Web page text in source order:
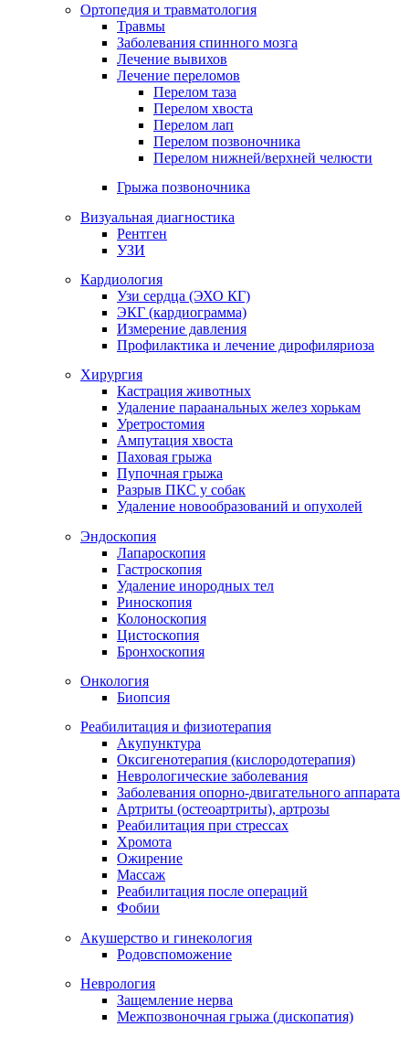
Ортопедия и травматология
Травмы
Заболевания спинного мозга
Лечение вывихов
Лечение переломов
Перелом таза
Перелом хвоста
Перелом лап
Перелом позвоночника
Перелом нижней/верхней челюсти
Грыжа позвоночника
Визуальная диагностика
Рентген
УЗИ
Кардиология
Узи сердца (ЭХО КГ)
ЭКГ (кардиограмма)
Измерение давления
Профилактика и лечение дирофиляриоза
Хирургия
Кастрация животных
Удаление параанальных желез хорькам
Уретростомия
Ампутация хвоста
Паховая грыжа
Пупочная грыжа
Разрыв ПКС у собак
Удаление новообразований и опухолей
Эндоскопия
Лапароскопия
Гастроскопия
Удаление инородных тел
Риноскопия
Колоноскопия
Цистоскопия
Бронхоскопия
Онкология
Биопсия
Реабилитация и физиотерапия
Акупунктура
Оксигенотерапия (кислородотерапия)
Неврологические заболевания
Заболевания опорно-двигательного аппарата
Артриты (остеоартриты), артрозы
Реабилитация при стрессах
Хромота
Ожирение
Массаж
Реабилитация после операций
Фобии
Акушерство и гинекология
Родовспоможение
Неврология
Защемление нерва
Межпозвоночная грыжа (дископатия)